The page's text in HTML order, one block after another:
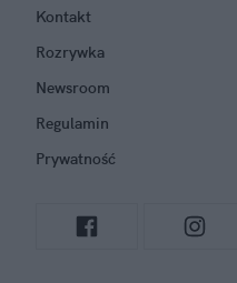
Kontakt
Rozrywka
Newsroom
Regulamin
Prywatność